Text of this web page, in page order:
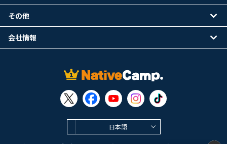
日本語
その他
会社情報